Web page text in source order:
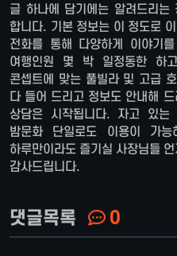
글 하나에 담기에는 알려드리는
합니다. 기본 정보는 이 정도로
전화를 통해 다양하게 이야기
여행인원 몇 박 일정동한 하
콘셉트에 맞는 풀빌라 및 고급
다 들어 드리고 정보도 안내해
상담은 시작됩니다. 자고 있
밤문화 단일로도 이용이 가
하루만이라도 즐기실 사장님들
감사드립니다.
댓글목록 0